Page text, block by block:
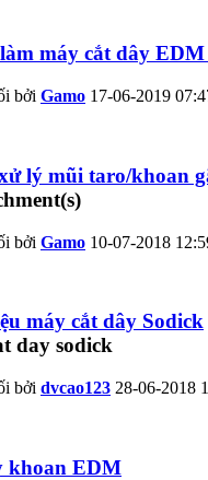
máy cắt dây EDM
bởi Gamo 17-06-2019
lý mũi taro/khoan
bởi Gamo 10-07-2018
máy cắt dây Sodick
bởi dvcao123 28-06-2018
khoan EDM